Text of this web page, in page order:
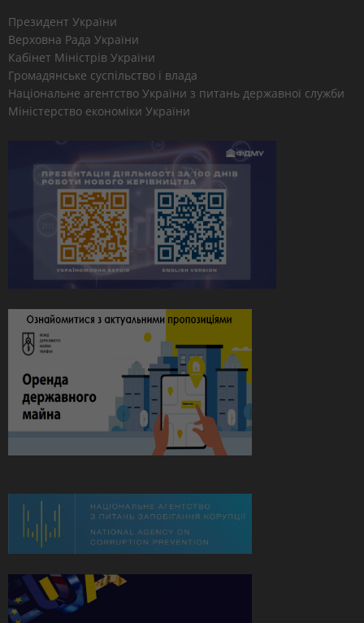
Президент України
Верховна Рада України
Кабінет Міністрів України
Громадянське суспільство і влада
Національне агентство України з питань державної служби
Міністерство економіки України